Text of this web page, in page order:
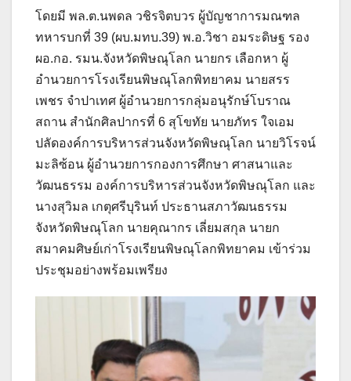
โดยมี พล.ต.นพดล วชิรจิตบวร ผู้บัญชาการมณฑล
ทหารบกที่ 39 (ผบ.มทบ.39) พ.อ.วิชา อมระดิษฐ รอง
ผอ.กอ. รมน.จังหวัดพิษณุโลก นายกร เลือกหา ผู้
อำนวยการโรงเรียนพิษณุโลกพิทยาคม นายสรร
เพชร จำปาเทศ ผู้อำนวยการกลุ่มอนุรักษ์โบราณ
สถาน สำนักศิลปากรที่ 6 สุโขทัย นายภัทร ใจเอม
ปลัดองค์การบริหารส่วนจังหวัดพิษณุโลก นายวิโรจน์
มะลิซ้อน ผู้อำนวยการกองการศึกษา ศาสนาและ
วัฒนธรรม องค์การบริหารส่วนจังหวัดพิษณุโลก และ
นางสุวิมล เกตุศรีบุรินท์ ประธานสภาวัฒนธรรม
จังหวัดพิษณุโลก นายคุณากร เลี่ยมสกุล นายก
สมาคมศิษย์เก่าโรงเรียนพิษณุโลกพิทยาคม เข้าร่วม
ประชุมอย่างพร้อมเพรียง